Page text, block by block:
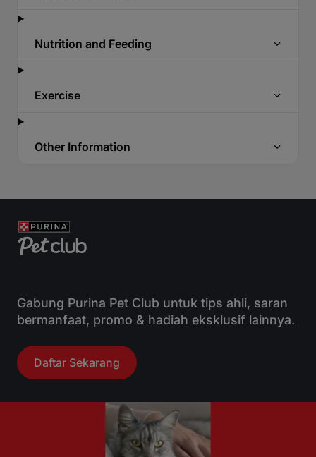
Nutrition and Feeding
Exercise
Other Information
Gabung Purina Pet Club untuk tips ahli, saran
bermanfaat, promo & hadiah eksklusif lainnya.
Daftar Sekarang